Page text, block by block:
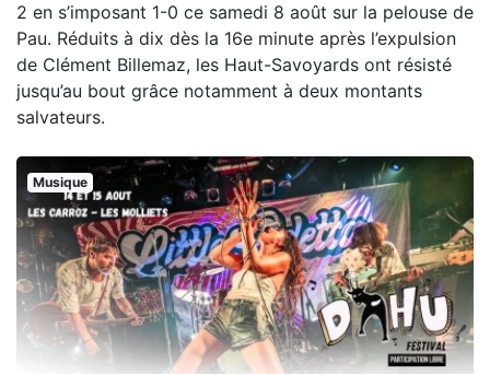
2 en s’imposant 1-0 ce samedi 8 août sur la pelouse de
Pau. Réduits à dix dès la 16e minute après l’expulsion
de Clément Billemaz, les Haut-Savoyards ont résisté
jusqu’au bout grâce notamment à deux montants
salvateurs.
Musique